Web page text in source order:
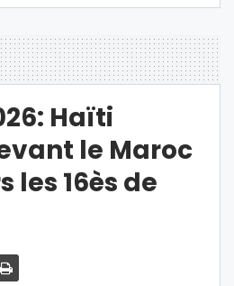
Haïti
le Maroc
les 16ès de